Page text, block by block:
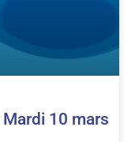
10 mars